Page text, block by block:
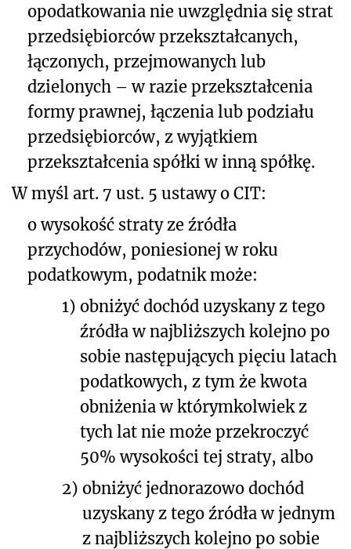
opodatkowania nie uwzględnia się strat
przedsiębiorców przekształcanych,
łączonych, przejmowanych lub
dzielonych – w razie przekształcenia
formy prawnej, łączenia lub podziału
przedsiębiorców, z wyjątkiem
przekształcenia spółki w inną spółkę.
W myśl art. 7 ust. 5 ustawy o CIT:
o wysokość straty ze źródła
przychodów, poniesionej w roku
podatkowym, podatnik może:
1) obniżyć dochód uzyskany z tego
źródła w najbliższych kolejno po
sobie następujących pięciu latach
podatkowych, z tym że kwota
obniżenia w którymkolwiek z
tych lat nie może przekroczyć
50% wysokości tej straty, albo
2) obniżyć jednorazowo dochód
uzyskany z tego źródła w jednym
z najbliższych kolejno po sobie